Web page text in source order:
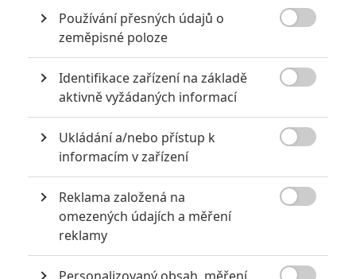
8
POSLEDNÍ KOMENTOVANÉ
3 ČLÁNEK | 01.08.2026 16:40
Marvel nečekaně zrušil již schválené pokračování
433FILM | 01.08.2026 07:11
拆彈專家
ČLÁNEK | 30.07.2026 20:14
Děti krve a kostí: Regulérní trailer představuje akční fantasy
dobrodružství s vůní Afriky
Používání přesných údajů o
zeměpisné poloze
Identifikace zařízení na základě
aktivně vyžádaných informací
Ukládání a/nebo přístup k
informacím v zařízení
Reklama založená na
omezených údajích a měření
reklamy